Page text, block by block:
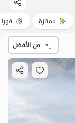
ممتازة. فورا.
من الأفضل